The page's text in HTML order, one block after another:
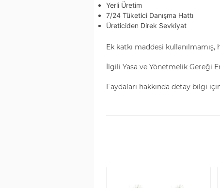
Yerli Üretim
7/24 Tüketici Danışma Hattı
Üreticiden Direk Sevkiyat
Ek katkı maddesi
İlgili Yasa ve Yönetmelik Gereği
Faydaları hakkında detay bilgi